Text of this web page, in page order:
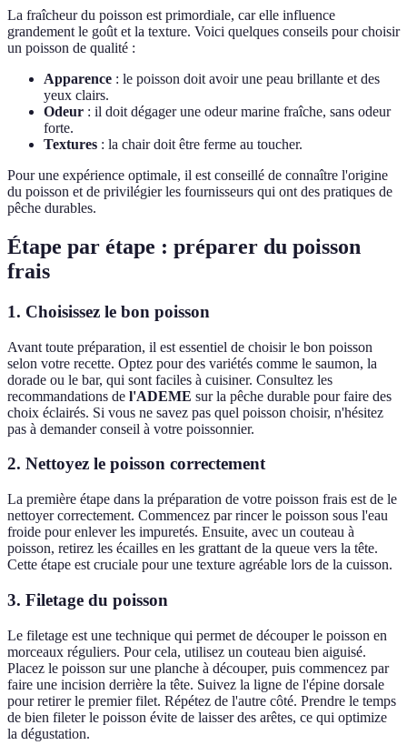
La fraîcheur du poisson est primordiale, car elle influence
grandement le goût et la texture. Voici quelques conseils pour choisir
un poisson de qualité :
Apparence : le poisson doit avoir une peau brillante et des
yeux clairs.
Odeur : il doit dégager une odeur marine fraîche, sans odeur
forte.
Textures : la chair doit être ferme au toucher.
Pour une expérience optimale, il est conseillé de connaître l'origine
du poisson et de privilégier les fournisseurs qui ont des pratiques de
pêche durables.
Étape par étape : préparer du poisson
frais
1. Choisissez le bon poisson
Avant toute préparation, il est essentiel de choisir le bon poisson
selon votre recette. Optez pour des variétés comme le saumon, la
dorade ou le bar, qui sont faciles à cuisiner. Consultez les
recommandations de l'ADEME sur la pêche durable pour faire des
choix éclairés. Si vous ne savez pas quel poisson choisir, n'hésitez
pas à demander conseil à votre poissonnier.
2. Nettoyez le poisson correctement
La première étape dans la préparation de votre poisson frais est de le
nettoyer correctement. Commencez par rincer le poisson sous l'eau
froide pour enlever les impuretés. Ensuite, avec un couteau à
poisson, retirez les écailles en les grattant de la queue vers la tête.
Cette étape est cruciale pour une texture agréable lors de la cuisson.
3. Filetage du poisson
Le filetage est une technique qui permet de découper le poisson en
morceaux réguliers. Pour cela, utilisez un couteau bien aiguisé.
Placez le poisson sur une planche à découper, puis commencez par
faire une incision derrière la tête. Suivez la ligne de l'épine dorsale
pour retirer le premier filet. Répétez de l'autre côté. Prendre le temps
de bien fileter le poisson évite de laisser des arêtes, ce qui optimize
la dégustation.